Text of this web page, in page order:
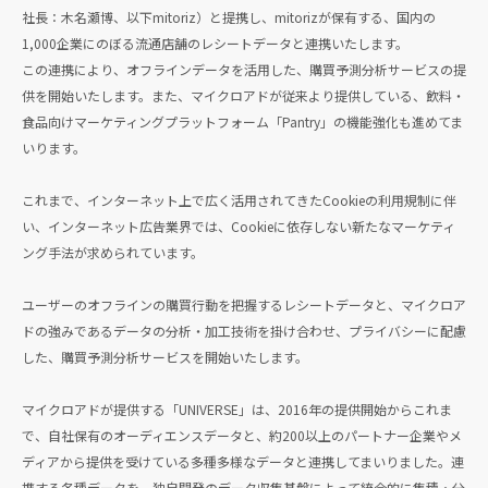
社長：木名瀬博、以下mitoriz）と提携し、mitorizが保有する、国内の
1,000企業にのぼる流通店舗のレシートデータと連携いたします。
この連携により、オフラインデータを活用した、購買予測分析サービスの提
供を開始いたします。また、マイクロアドが従来より提供している、飲料・
食品向けマーケティングプラットフォーム「Pantry」の機能強化も進めてま
いります。
これまで、インターネット上で広く活用されてきたCookieの利用規制に伴
い、インターネット広告業界では、Cookieに依存しない新たなマーケティ
ング手法が求められています。
ユーザーのオフラインの購買行動を把握するレシートデータと、マイクロア
ドの強みであるデータの分析・加工技術を掛け合わせ、プライバシーに配慮
した、購買予測分析サービスを開始いたします。
マイクロアドが提供する「UNIVERSE」は、2016年の提供開始からこれま
で、自社保有のオーディエンスデータと、約200以上のパートナー企業やメ
ディアから提供を受けている多種多様なデータと連携してまいりました。連